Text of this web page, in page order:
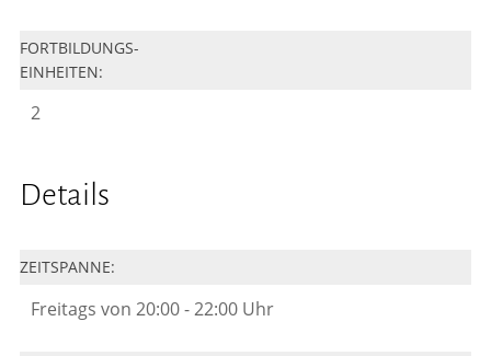
FORTBILDUNGS-
EINHEITEN:
2
Details
ZEITSPANNE:
Freitags von 20:00 - 22:00 Uhr